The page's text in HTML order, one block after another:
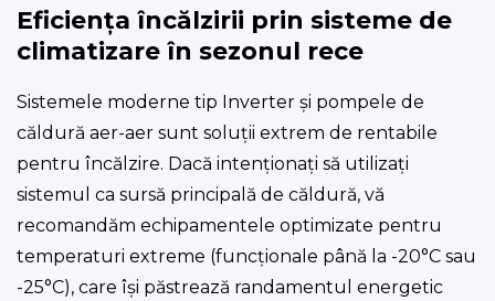
Eficiența încălzirii prin sisteme de
climatizare în sezonul rece
Sistemele moderne tip Inverter și pompele de
căldură aer-aer sunt soluții extrem de rentabile
pentru încălzire. Dacă intenționați să utilizați
sistemul ca sursă principală de căldură, vă
recomandăm echipamentele optimizate pentru
temperaturi extreme (funcționale până la -20°C sau
-25°C), care își păstrează randamentul energetic